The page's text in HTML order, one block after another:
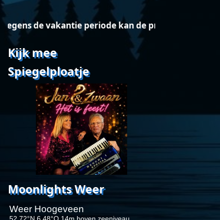
de vakantie periode kan de programmering
Kijk mee
Spiegelploatje
Moonlights Weer